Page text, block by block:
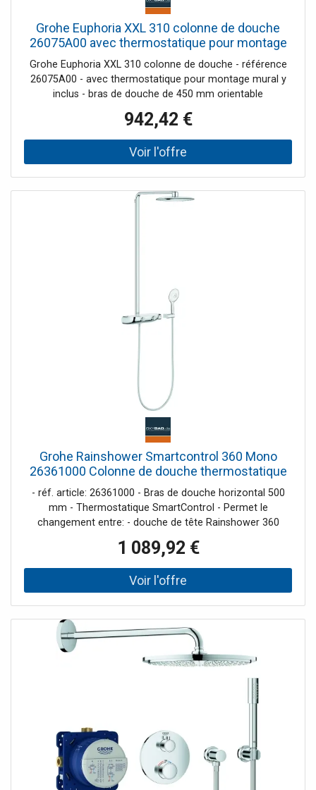
Grohe Euphoria XXL 310 colonne de douche
26075A00 avec thermostatique pour montage
mural, hard graphite
Grohe Euphoria XXL 310 colonne de douche - référence
26075A00 - avec thermostatique pour montage mural y
inclus - bras de douche de 450 mm orientable
horizontalement - mitigeur thermostatique incluant
fonction inverseur 2 sorties permet le changement entre -
Rainshower® Cosmopolitan 310 douche de tête (27 477
000), avec rotule, angel de rotation +/- 15° - douchette á
minimal 7 l/min - Grohe DreamSpray® jet parfait uniforme
942,42 €
Grohe Rainshower Smartcontrol 360 Mono
26361000 Colonne de douche thermostatique
Douche, chromé
- réf. article: 26361000 - Bras de douche horizontal 500
mm - Thermostatique SmartControl - Permet le
changement entre: - douche de tête Rainshower 360
douchette Power&Soul 130 , blanche (27 673 LS0) -
Support douchette (27 055 000) - Flexible Silverflex 1750
mm (28 388 000) - Débit minimum nécessaire 10 l/min -
GROHE DreamSpray® jet parfaitement uniforme - GROHE
CoolTouch® Minimise les risques de brûlures - GROHE
TurboStat® Régulation thermostatique quasi-instantanée
- GROHE EcoJoy® économie d’eau - GROHE SafeStop
butée à 38°C - GROHE SafeStop Plus (optionnel) limiteur
de température additionnel à 43°C - Bouton poussoir
SmartControl pour ON-OFF, tourner pour l’ajustement du
tablette - Procédé anti-calcaire SpeedClean® - Inner
WaterGuide, longévité maximale - Système anti-torsion *
A ajuster lors de la première installation, paramétrage
d’usine : GROHE PureRain
1 089,92 €